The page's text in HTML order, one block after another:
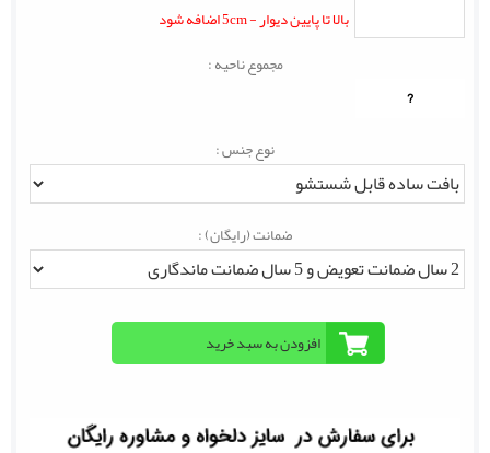
بالا تا پایین دیوار - 5cm اضافه شود
مجموع ناحیه :
?
نوع جنس :
ضمانت (رایگان) :